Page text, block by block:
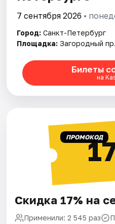
7 сентября 2026 •
Город: Санкт-Петербург
Площадка: Загородный
Билеты
на
ПРОМОКОД
Скидка 17% на
Применили: 2 545 раз